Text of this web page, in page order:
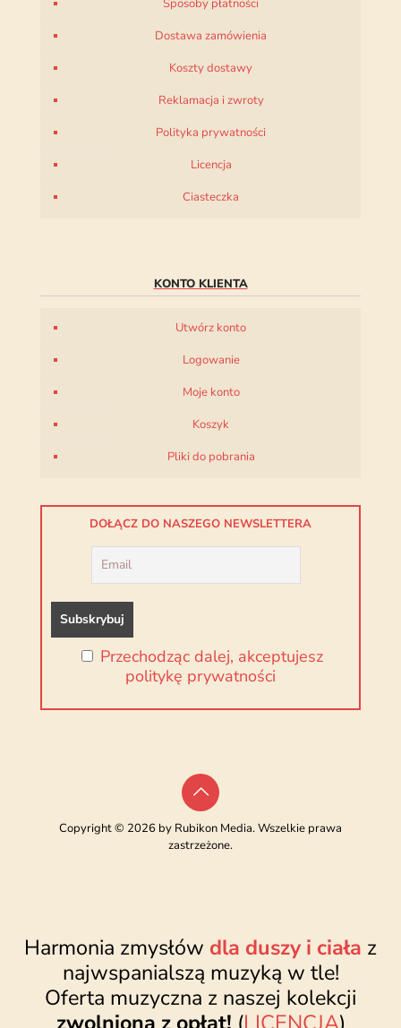
Sposoby płatności
Dostawa zamówienia
Koszty dostawy
Reklamacja i zwroty
Polityka prywatności
Licencja
Ciasteczka
KONTO KLIENTA
Utwórz konto
Logowanie
Moje konto
Koszyk
Pliki do pobrania
DOŁĄCZ DO NASZEGO NEWSLETTERA
Przechodząc dalej, akceptujesz
politykę prywatności
Copyright © 2026 by Rubikon Media. Wszelkie prawa
zastrzeżone.
Harmonia zmysłów dla duszy i ciała z
najwspanialszą muzyką w tle!
Oferta muzyczna z naszej kolekcji
zwolniona z opłat! (LICENCJA)